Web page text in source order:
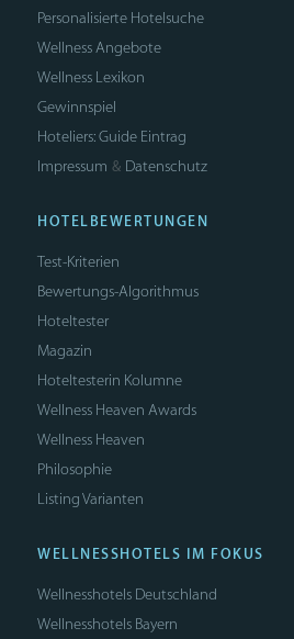
Personalisierte Hotelsuche
Wellness Angebote
Wellness Lexikon
Gewinnspiel
Hoteliers: Guide Eintrag
Impressum & Datenschutz
HOTELBEWERTUNGEN
Test-Kriterien
Bewertungs-Algorithmus
Hoteltester
Magazin
Hoteltesterin Kolumne
Wellness Heaven Awards
Wellness Heaven
Philosophie
Listing Varianten
WELLNESSHOTELS IM FOKUS
Wellnesshotels Deutschland
Wellnesshotels Bayern